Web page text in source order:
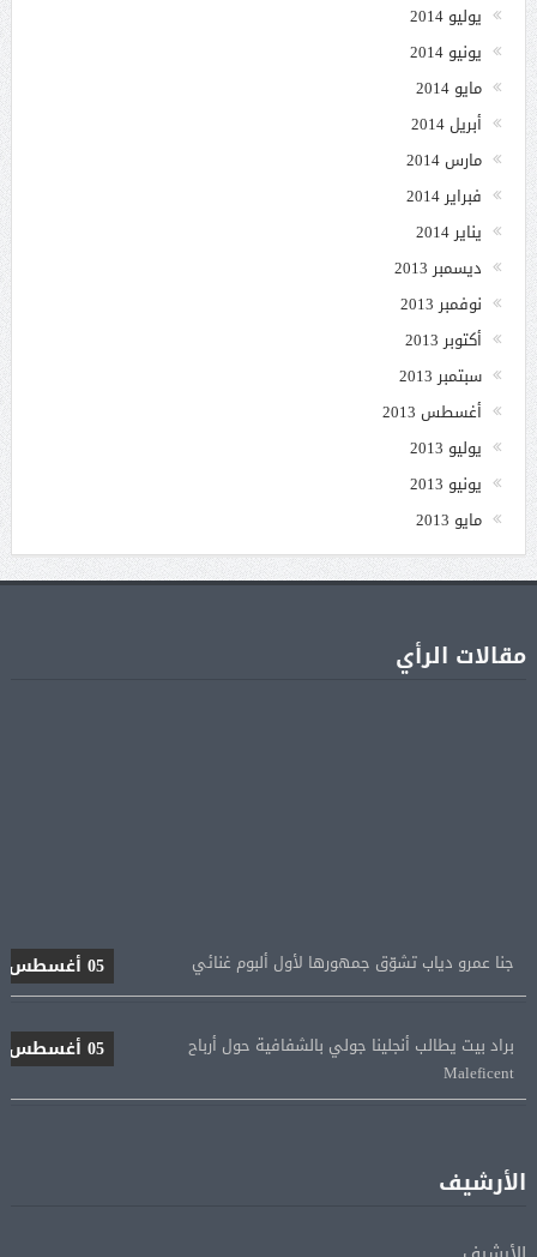
يوليو 2014
يونيو 2014
مايو 2014
أبريل 2014
مارس 2014
فبراير 2014
يناير 2014
ديسمبر 2013
نوفمبر 2013
أكتوبر 2013
سبتمبر 2013
أغسطس 2013
يوليو 2013
يونيو 2013
مايو 2013
مقالات الرأي
Maleficent
لإتمام انتقاله إلى طرابزون سبور
الأرشيف